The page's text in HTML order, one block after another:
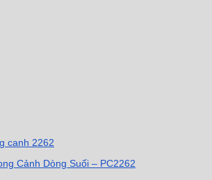
Cảnh Dòng Suối – PC2262